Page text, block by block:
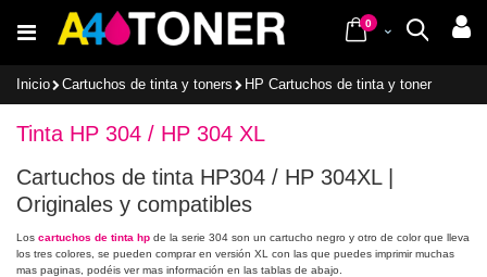
al
contenido
Buscar
Cart
0items
Inicio Cartuchos de tinta y toners HP Cartuchos de tinta y toner
Tinta HP 304 / HP 304 XL
Cartuchos de tinta HP304 / HP 304XL |
Originales y compatibles
Los cartuchos de tinta hp de la serie 304 son un cartucho negro y otro de color que lleva
los tres colores, se pueden comprar en versión XL con las que puedes imprimir muchas
mas paginas, podéis ver mas información en las tablas de abajo.